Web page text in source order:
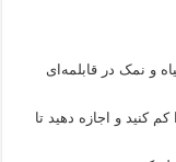
و نمک در قابلمه‌ای
کنید و اجازه دهید تا